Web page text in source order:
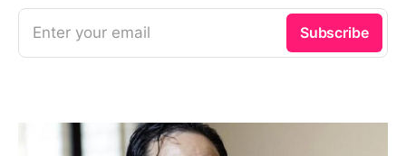
Enter your email Subscribe